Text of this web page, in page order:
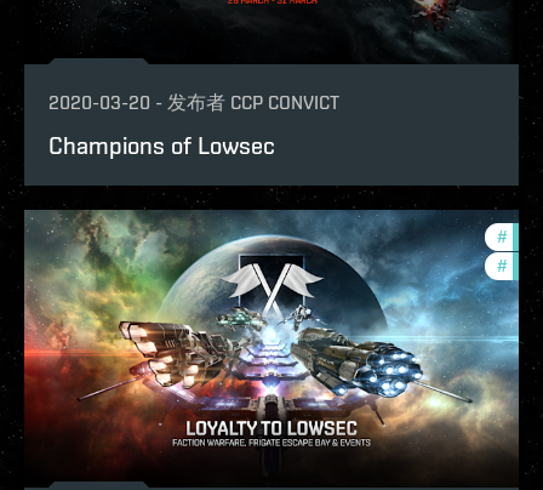
2020-03-20 - 发布者 CCP CONVICT
Champions of Lowsec
#
#